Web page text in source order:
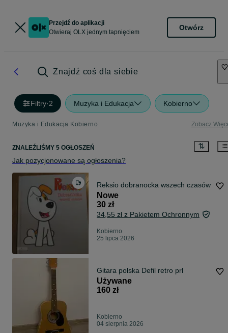
Przejdź do aplikacji
Otwieraj OLX jednym tapnięciem
Otwórz
Znajdź coś dla siebie
Filtry·2 Muzyka i Edukacja Kobierno
Muzyka i Edukacja Kobierno Zobacz
ZNALEŹLIŚMY 5 OGŁOSZEŃ
Jak pozycjonowane są ogłoszenia?
Reksio dobranocka wszech czasów
Nowe
30 zł
34,55 zł z Pakietem Ochronnym
Kobierno
25 lipca 2026
Gitara polska Defil retro prl
Używane
160 zł
Kobierno
04 sierpnia 2026